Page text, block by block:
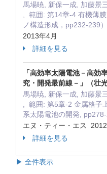
馬場暁, 新保一成, 加藤景
, 範囲: 第14章-4 有機薄
ノ構造形成，pp232-239）
2013年4月
詳細を見る
「高効率太陽電池－高効
究・開発最前線－」（壮光
馬場暁, 新保一成, 加藤景
, 範囲: 第5章-2 金属格子
系太陽電池の開発, pp278-
エヌ・ティー・エス
詳細を見る
▶ 全件表示